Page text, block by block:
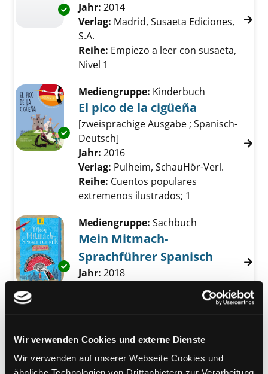
Wir verwenden Cookies und externe Dienste
Wir verwenden auf unserer Webseite Cookies und
Exemplar-Details von Adivina adivinanza
Suche nach diesem Verfasser
Jahr: 2014
Verlag: Madrid, Susaeta Ediciones,
S.A.
Reihe: Empiezo a leer con susaeta,
Nivel 1
Exemplar-Details von El pico de la cigüeña
Mediengruppe: Kinderbuch
El pico de la cigüeña
[zweisprachige Ausgabe ; Spanisch-
Deutsch]
Suche nach diesem Verfasser
Jahr: 2016
Verlag: Pulheim, SchauHör-Verl.
Reihe: Cuentos populares
extremenos ilustrados; 1
Exemplar-Details von Mein Mitmach-
Mediengruppe: Sachbuch
Mein Mitmach-
Sprachführer Spanisch
Suche nach diesem Verfasser
Jahr: 2018
München, Langenscheidt
Moments by Langenscheidt
Exemplar-Details von Conversational
Sprachtrainingspaket
Conversational castilian